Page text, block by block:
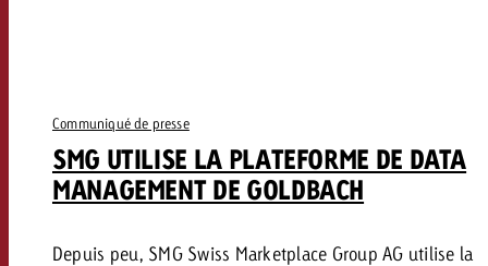
Communiqué de presse
SMG UTILISE LA PLATEFORME DE DATA
MANAGEMENT DE GOLDBACH
Depuis peu, SMG Swiss Marketplace Group AG utilise la